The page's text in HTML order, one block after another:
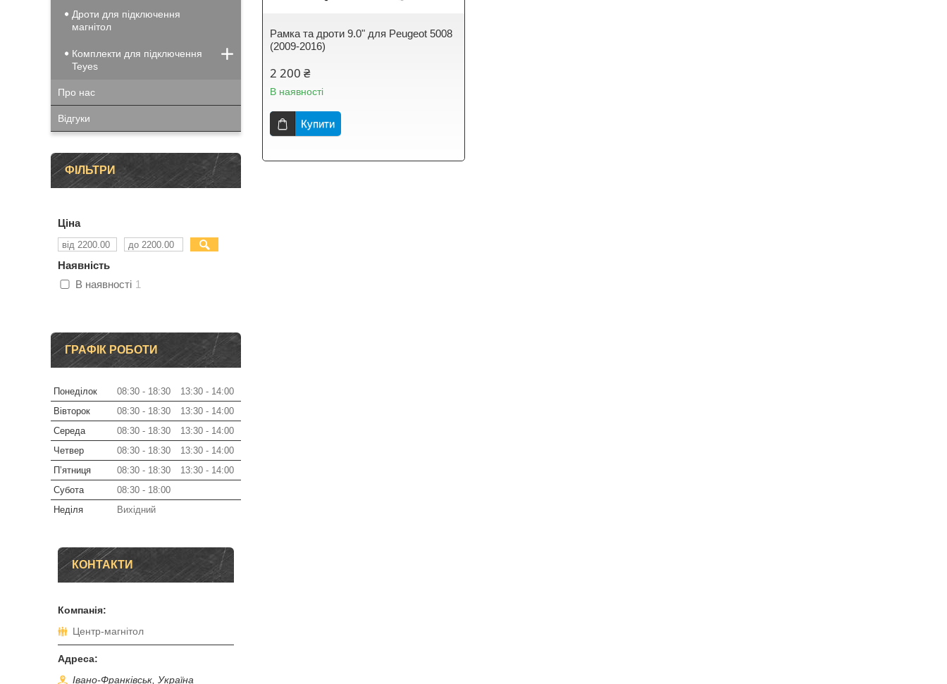
Рамка та дроти 9.0" для Peugeot 5008
(2009-2016)
2 200 ₴
В наявності
Купити
Дроти для підключення
магнітол
Комплекти для підключення
Teyes
Про нас
Відгуки
ФІЛЬТРИ
Ціна
Наявність
В наявності 1
ГРАФІК РОБОТИ
Понеділок 08:30 18:30 13:30
14:00
Вівторок
08:30 18:30 13:30
14:00
Середа
08:30 18:30 13:30
14:00
Четвер
08:30 18:30 13:30
14:00
Пʼятниця
08:30 18:30 13:30
14:00
Субота
08:30
18:00
Неділя
Вихідний
КОНТАКТИ
Центр-магнітол
Івано-Франківськ, Україна